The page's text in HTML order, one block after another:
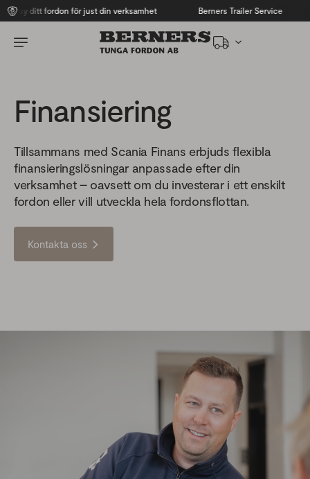
ditt fordon för just din verksamhet Berners Trailer Service
Finansiering
Tillsammans med Scania Finans erbjuds flexibla
finansieringslösningar anpassade efter din
verksamhet – oavsett om du investerar i ett enskilt
fordon eller vill utveckla hela fordonsflottan.
Kontakta oss